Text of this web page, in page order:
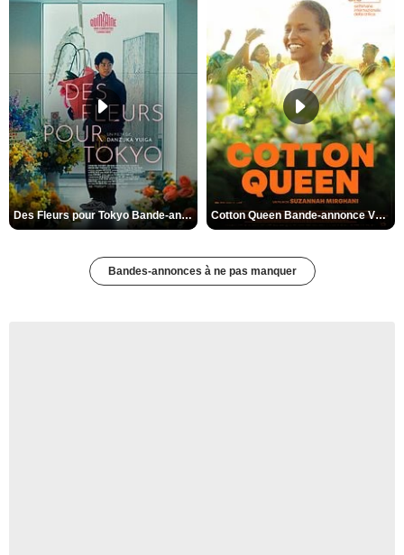
Des Fleurs pour Tokyo Bande-annonce VO STFR Cotton Queen Bande-annonce VO STFR
Bandes-annonces à ne pas manquer